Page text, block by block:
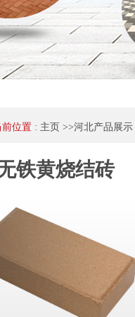
前位置 : 主页 >>河北产品展示
铁黄烧结砖